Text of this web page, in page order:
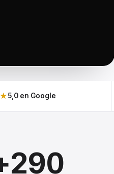
★5,0 en Google